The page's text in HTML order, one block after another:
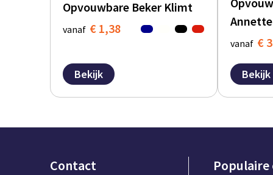
Opvouwbare Beker Klimt
vanaf € 1,38
Bekijk
Annette
vanaf €
Bekijk
Contact